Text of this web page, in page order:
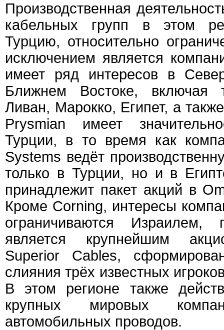
Производственная
кабельных групп в этом
Турцию, относительно
исключением является
имеет ряд интересов в
Ближнем Востоке, включая
Ливан, Марокко, Египет, а
Prysmian имеет
Турции, в то время как
Systems ведёт
только в Турции, но и в
принадлежит пакет акций в
Кроме Corning, интересы
ограничиваются
является крупнейшим
Superior Cables,
слияния трёх известных
В этом регионе также
крупных мировых
автомобильных проводов.